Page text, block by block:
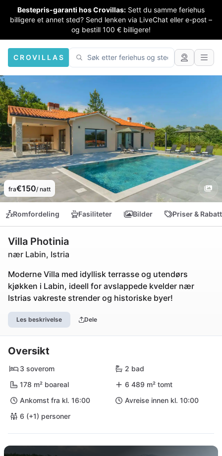
Bestepris-garanti hos Crovillas: Sett du samme feriehus
billigere et annet sted? Send lenken via LiveChat eller e-post –
og bestill 100 € billigere!
CROVILLAS
fra€150/ natt
Romfordeling Fasiliteter Bilder Priser &
Villa Photinia
nær Labin, Istria
Moderne Villa med idyllisk terrasse og utendørs
kjøkken i Labin, ideell for avslappede kvelder nær
Istrias vakreste strender og historiske byer!
Les beskrivelse Dele
Oversikt
3 soverom
2 bad
178 m² boareal
6 489 m² tomt
Ankomst fra kl. 16:00
Avreise innen kl. 10:00
6 (+1) personer